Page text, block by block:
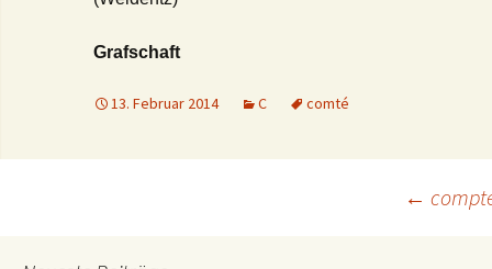
Grafschaft
13. Februar 2014 C comté
←